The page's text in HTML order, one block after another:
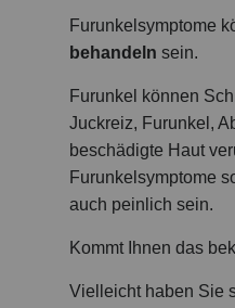
Furunkelsymptome
behandeln sein.
Furunkel können
Juckreiz, Furunkel,
beschädigte Haut
Furunkelsymptome
auch peinlich sein.
Kommt Ihnen das
Vielleicht haben Sie